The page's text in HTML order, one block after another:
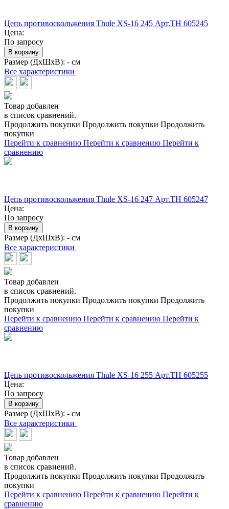
Цепь противоскольжения Thule XS-16 245 Арт.TH 605245
Цена:
По запросу
В корзину
Размер (ДхШхВ): - см
Все характеристики
Товар добавлен
в список сравнений.
Продолжить покупки Продолжить покупки Продолжить
покупки
Перейти к сравнению Перейти к сравнению Перейти к
сравнению
Цепь противоскольжения Thule XS-16 247 Арт.TH 605247
Цена:
По запросу
В корзину
Размер (ДхШхВ): - см
Все характеристики
Товар добавлен
в список сравнений.
Продолжить покупки Продолжить покупки Продолжить
покупки
Перейти к сравнению Перейти к сравнению Перейти к
сравнению
Цепь противоскольжения Thule XS-16 255 Арт.TH 605255
Цена:
По запросу
В корзину
Размер (ДхШхВ): - см
Все характеристики
Товар добавлен
в список сравнений.
Продолжить покупки Продолжить покупки Продолжить
покупки
Перейти к сравнению Перейти к сравнению Перейти к
сравнению